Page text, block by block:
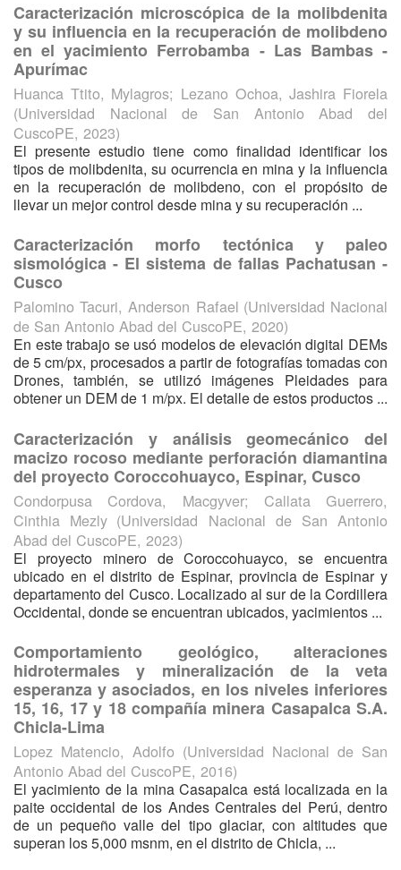
Caracterización microscópica de la molibdenita
y su influencia en la recuperación de molibdeno
en el yacimiento Ferrobamba - Las Bambas -
Apurímac
Huanca Ttito, Mylagros; Lezano Ochoa, Jashira Fiorela
(Universidad Nacional de San Antonio Abad del
CuscoPE, 2023)
El presente estudio tiene como finalidad identificar los
tipos de molibdenita, su ocurrencia en mina y la influencia
en la recuperación de molibdeno, con el propósito de
llevar un mejor control desde mina y su recuperación ...
Caracterización morfo tectónica y paleo
sismológica - El sistema de fallas Pachatusan -
Cusco
Palomino Tacuri, Anderson Rafael (Universidad Nacional
de San Antonio Abad del CuscoPE, 2020)
En este trabajo se usó modelos de elevación digital DEMs
de 5 cm/px, procesados a partir de fotografías tomadas con
Drones, también, se utilizó imágenes Pleidades para
obtener un DEM de 1 m/px. El detalle de estos productos ...
Caracterización y análisis geomecánico del
macizo rocoso mediante perforación diamantina
del proyecto Coroccohuayco, Espinar, Cusco
Condorpusa Cordova, Macgyver; Callata Guerrero,
Cinthia Mezly (Universidad Nacional de San Antonio
Abad del CuscoPE, 2023)
El proyecto minero de Coroccohuayco, se encuentra
ubicado en el distrito de Espinar, provincia de Espinar y
departamento del Cusco. Localizado al sur de la Cordillera
Occidental, donde se encuentran ubicados, yacimientos ...
Comportamiento geológico, alteraciones
hidrotermales y mineralización de la veta
esperanza y asociados, en los niveles inferiores
15, 16, 17 y 18 compañía minera Casapalca S.A.
Chicla-Lima
Lopez Matencio, Adolfo (Universidad Nacional de San
Antonio Abad del CuscoPE, 2016)
El yacimiento de la mina Casapalca está localizada en la
paite occidental de los Andes Centrales del Perú, dentro
de un pequeño valle del tipo glaciar, con altitudes que
superan los 5,000 msnm, en el distrito de Chicla, ...